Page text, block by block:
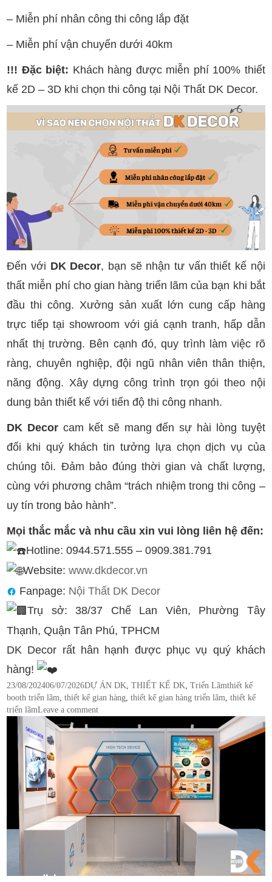
– Miễn phí nhân công thi công lắp đặt
– Miễn phí vận chuyển dưới 40km
!!! Đặc biệt: Khách hàng được miễn phí 100% thiết
kế 2D – 3D khi chọn thi công tại Nội Thất DK Decor.
Đến với DK Decor, bạn sẽ nhận tư vấn thiết kế nội
thất miễn phí cho gian hàng triển lãm của bạn khi bắt
đầu thi công. Xưởng sản xuất lớn cung cấp hàng
trực tiếp tại showroom với giá cạnh tranh, hấp dẫn
nhất thị trường. Bên cạnh đó, quy trình làm việc rõ
ràng, chuyên nghiệp, đội ngũ nhân viên thân thiện,
năng động. Xây dựng công trình trọn gói theo nội
dung bản thiết kế với tiến độ thi công nhanh.
DK Decor cam kết sẽ mang đến sự hài lòng tuyệt
đối khi quý khách tin tưởng lựa chọn dịch vụ của
chúng tôi. Đảm bảo đúng thời gian và chất lượng,
cùng với phương châm “trách nhiệm trong thi công –
uy tín trong bảo hành”.
Mọi thắc mắc và nhu cầu xin vui lòng liên hệ đến:
Hotline: 0944.571.555 – 0909.381.791
Website:www.dkdecor.vn
Fanpage: Nội Thất DK Decor
Trụ sở: 38/37 Chế Lan Viên, Phường Tây
Thạnh, Quận Tân Phú, TPHCM
DK Decor rất hân hạnh được phục vụ quý khách
hàng!
Posted
on
23/08/202406/07/2026Categories
DỰ ÁN DK,THIẾT KẾ DK,Triển LãmTags
thiết kế
booth triển lãm,thiết kế gian hàng,thiết kế gian hàng triển lãm,thiết kế
triển lãmLeave a comment